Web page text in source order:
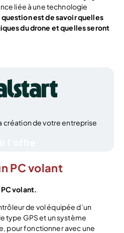
liée à une technologie
question est de savoir quelles
du drone et quelles seront
création de votre entreprise
PC volant
volant.
de vol équipée d’un
type GPS et un système
pour fonctionner avec une